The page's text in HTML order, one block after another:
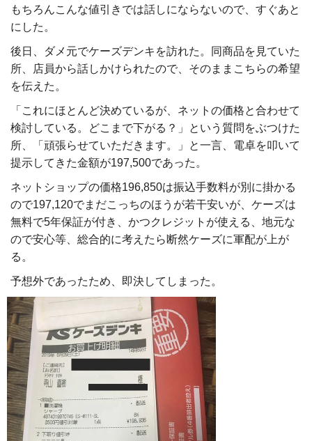
もちろんこんな値引きでは話しにならないので、すぐあと
にした。
後日、ダメ元でケーズデンキを訪れた。同商品を見ていた
所、店員から話しかけられたので、そのままこちらの希望
を伝えた。
「これにほとんど決めているが、ネットの価格と合わせて
検討している。どこまで下がる？」という質問をぶつけた
所、「頑張らせていただきます。」と一言、電卓を叩いて
提示してきた金額が197,500であった。
ネットショップの価格196,850は振込手数料が別に掛かる
ので197,120でまだこっちのほうが若干安いが、ケーズは
無料で5年保証が付き、かつクレジットが使える、地元な
ので安心等、総合的に考えたら断然ケーズに軍配が上が
る。
予想外であったため、即決してしまった。